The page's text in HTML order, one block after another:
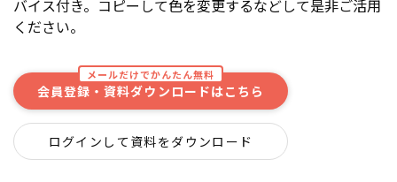
バイス付き。コピーして色を変更するなどして是非ご活用
ください。
メールだけでかんたん無料
会員登録・資料ダウンロードはこちら
ログインして資料をダウンロード